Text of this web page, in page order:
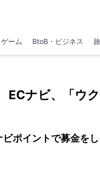
ーム BtoB・ビジネス
ECナビ、「ウ
ビポイントで募金を